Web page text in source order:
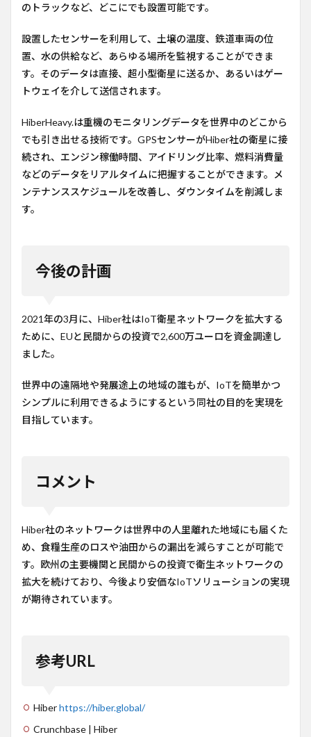
のトラックなど、どこにでも設置可能です。
設置したセンサーを利用して、土壌の温度、鉄道車両の位
置、水の供給など、あらゆる場所を監視することができま
す。そのデータは直接、超小型衛星に送るか、あるいはゲー
トウェイを介して送信されます。
HiberHeavy.は重機のモニタリングデータを世界中のどこから
でも引き出せる技術です。GPSセンサーがHiber社の衛星に接
続され、エンジン稼働時間、アイドリング比率、燃料消費量
などのデータをリアルタイムに把握することができます。メ
ンテナンススケジュールを改善し、ダウンタイムを削減しま
す。
今後の計画
2021年の3月に、Hiber社はIoT衛星ネットワークを拡大する
ために、EUと民間からの投資で2,600万ユーロを資金調達し
ました。
世界中の遠隔地や発展途上の地域の誰もが、IoTを簡単かつ
シンプルに利用できるようにするという同社の目的を実現を
目指しています。
コメント
Hiber社のネットワークは世界中の人里離れた地域にも届くた
め、食糧生産のロスや油田からの漏出を減らすことが可能で
す。欧州の主要機関と民間からの投資で衛生ネットワークの
拡大を続けており、今後より安価なIoTソリューションの実現
が期待されています。
参考URL
Hiberhttps://hiber.global/
Crunchbase | Hiber